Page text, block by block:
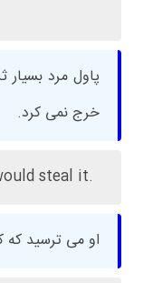
پاول مرد بسیار
خرج نمی کرد.
steal it.
او می ترسید که